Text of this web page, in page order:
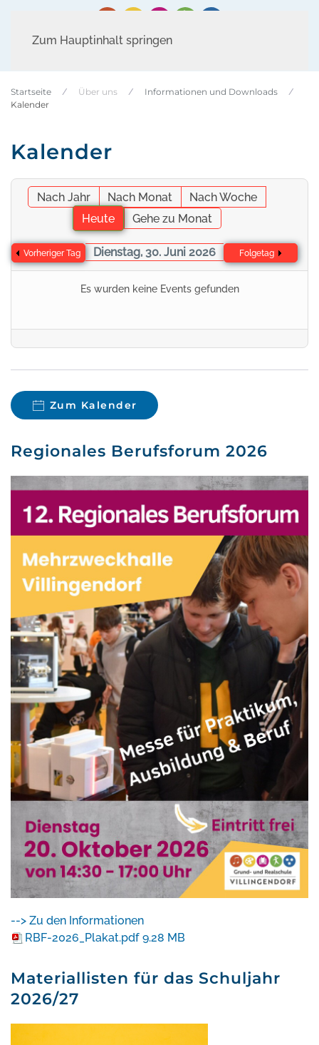
Zum Hauptinhalt springen
Startseite Über uns
Informationen und Downloads
Kalender
Kalender
Nach Jahr Nach Monat
Nach Woche
Heute
Gehe zu Monat
Vorheriger Tag Dienstag, 30. Juni 2026 Folgetag
Es wurden keine Events gefunden
Zum Kalender
Regionales Berufsforum 2026
--> Zu den Informationen
RBF-2026_Plakat.pdf 9.28 MB
Materiallisten für das Schuljahr
2026/27